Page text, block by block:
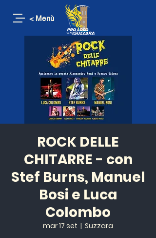
< Menù
ROCK DELLE
CHITARRE - con
Stef Burns, Manuel
Bosi e Luca
Colombo
mar 17 set
  |
Suzzara